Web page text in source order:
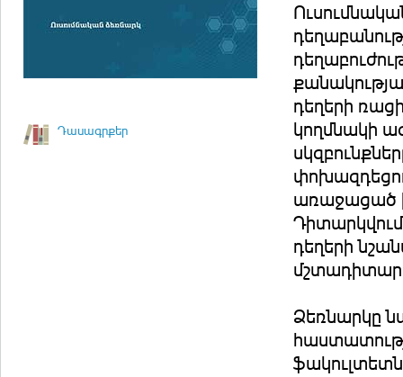
Դասագրքեր
դեղերի
կողմնակի
առաջացած
դեղերի
Ձեռնարկը